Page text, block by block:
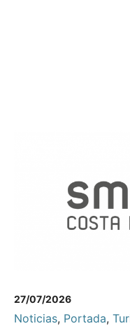
27/07/2026
Noticias, Portada,